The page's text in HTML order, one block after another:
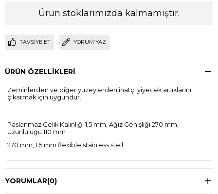
Ürün stoklarımızda kalmamıştır.
TAVSIYE ET YORUM YAZ
ÜRÜN ÖZELLIKLERI
Zeminlerden ve diğer yüzeylerden inatçı yiyecek artıklarını
çıkarmak için uygundur.
Paslanmaz Çelik Kalınlığı 1,5 mm, Ağız Genişliği 270 mm,
Uzunluluğu 110 mm
270 mm, 1.5 mm flexible stainless stell
YORUMLAR(0)